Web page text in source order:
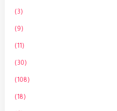
(3)
(9)
(11)
(30)
(108)
(18)